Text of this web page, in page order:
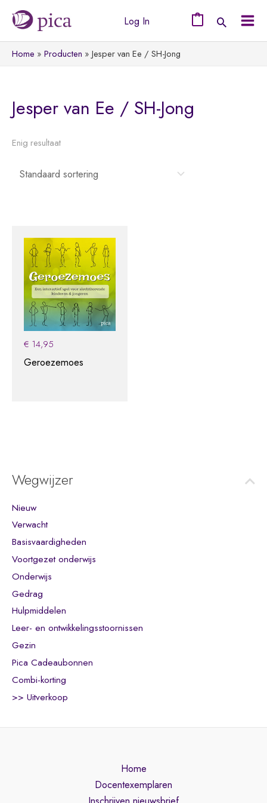
naar
de
inhoud
Log In
Home Producten Jesper van Ee / SH-Jong
Wegwijzer
Nieuw
Verwacht
Basisvaardigheden
Voortgezet onderwijs
Onderwijs
Gedrag
Hulpmiddelen
Leer- en ontwikkelingsstoornissen
Gezin
Pica Cadeaubonnen
Combi-korting
>> Uitverkoop
Jesper van Ee / SH-Jong
Enig resultaat
€ 14,95
Geroezemoes
Home
Docentexemplaren